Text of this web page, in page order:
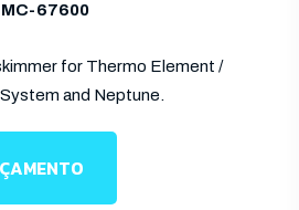
MC-67600
for Thermo Element /
and Neptune.